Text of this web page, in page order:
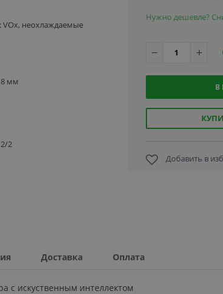
VOx, неохлаждаемые
мм
2
Нужно дешевле?
В
Добавить в
Доставка Оплата
с искуственным интеллектом